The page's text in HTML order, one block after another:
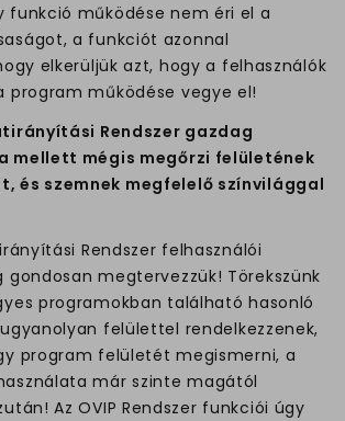
funkció működése nem éri el a
a funkciót azonnal
elkerüljük azt, hogy a felhasználók
program működése vegye el!
Rendszer gazdag
mellett mégis megőrzi felületének
és szemnek megfelelő színvilággal
Rendszer felhasználói
megtervezzük! Törekszünk
programokban található hasonló
felülettel rendelkezzenek,
program felületét megismerni, a
már szinte magától
Az OVIP Rendszer funkciói úgy